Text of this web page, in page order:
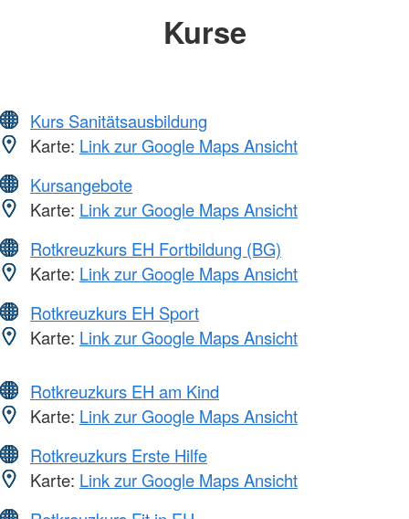
Kurse
Kurs Sanitätsausbildung
Karte: Link zur Google Maps Ansicht
Kursangebote
Karte: Link zur Google Maps Ansicht
Rotkreuzkurs EH Fortbildung (BG)
Karte: Link zur Google Maps Ansicht
Rotkreuzkurs EH Sport
Karte: Link zur Google Maps Ansicht
Rotkreuzkurs EH am Kind
Karte: Link zur Google Maps Ansicht
Rotkreuzkurs Erste Hilfe
Karte: Link zur Google Maps Ansicht